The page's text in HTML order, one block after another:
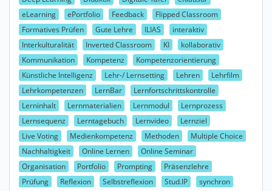
eLearning
ePortfolio Feedback
Flipped Classroom
Formatives Prüfen
Gute Lehre ILIAS
interaktiv
Interkulturalität
Inverted Classroom KI
kollaborativ
Kommunikation
Kompetenz
Kompetenzorientierung
Künstliche Intelligenz
Lehr-/ Lernsetting Lehren
Lehrfilm
Lehrkompetenzen
LernBar
Lernfortschrittskontrolle
Lerninhalt
Lernmaterialien Lernmodul
Lernprozess
Lernsequenz
Lerntagebuch Lernvideo
Lernziel
Live Voting
Medienkompetenz Methoden
Multiple Choice
Nachhaltigkeit
Online Lernen
Online Seminar
Organisation
Portfolio Prompting
Präsenzlehre
Prüfung
Reflexion Selbstreflexion Stud.IP
synchron